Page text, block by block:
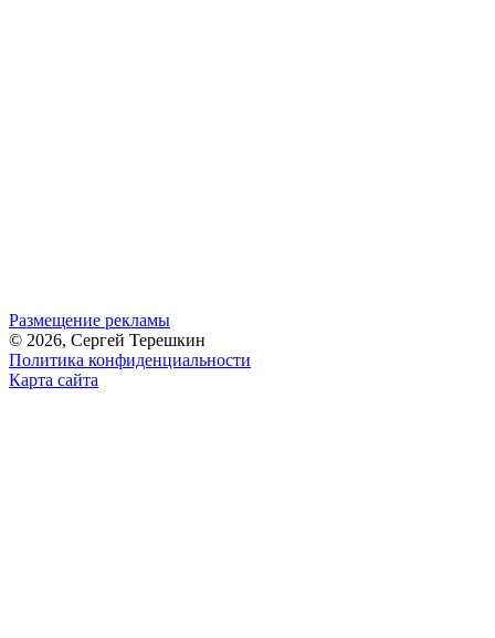
Размещение рекламы
© 2026, Сергей Терешкин
Политика конфиденциальности
Карта сайта